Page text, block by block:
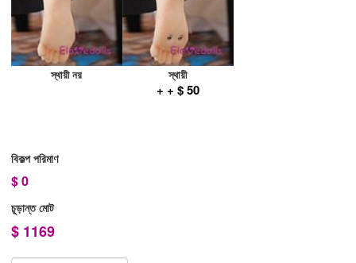
স্থায়ী নয় স্থায়ী
+ + $ 50
বিকল্প পরিমাণ
$0
চূড়ান্ত মোট
$ 1169